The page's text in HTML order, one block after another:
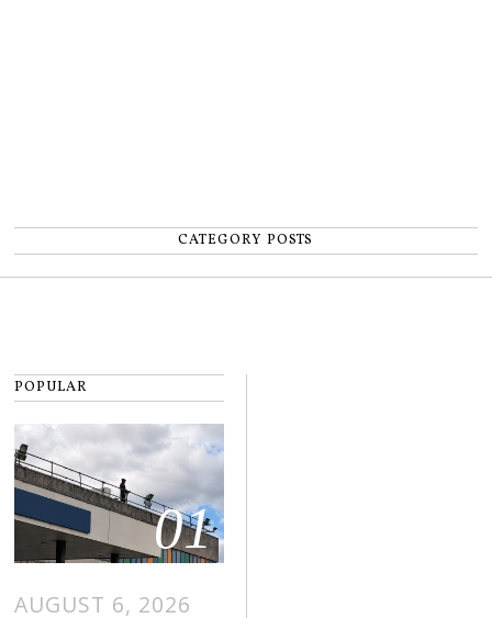
CATEGORY POSTS
POPULAR
01
AUGUST 6, 2026